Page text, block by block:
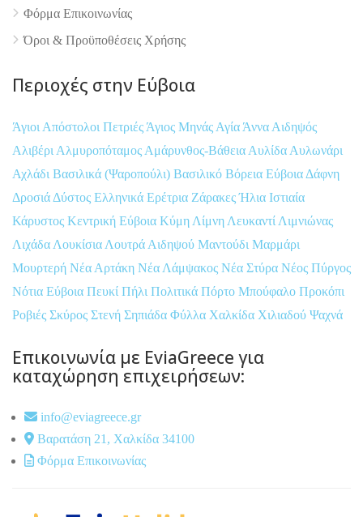
Φόρμα Επικοινωνίας
Όροι & Προϋποθέσεις Xρήσης
Περιοχές στην Εύβοια
Άγιοι Απόστολοι Πετριές Άγιος Μηνάς Αγία Άννα Αιδηψός
Αλιβέρι Αλμυροπόταμος Αμάρυνθος-Βάθεια Αυλίδα Αυλωνάρι
Αχλάδι Βασιλικά (Ψαροπούλι) Βασιλικό Βόρεια Εύβοια Δάφνη
Δροσιά Δύστος Ελληνικά Ερέτρια ΖάρακεςΉλια Ιστιαία
Κάρυστος Κεντρική Εύβοια Κύμη Λίμνη Λευκαντί Λιμνιώνας
Λιχάδα Λουκίσια Λουτρά Αιδηψού Μαντούδι Μαρμάρι
Μουρτερή Νέα Αρτάκη Νέα Λάμψακος Νέα Στύρα Νέος Πύργος
Νότια Εύβοια Πευκί Πήλι Πολιτικά Πόρτο Μπούφαλο Προκόπι
Ροβιές Σκύρος Στενή Σηπιάδα Φύλλα Χαλκίδα Χιλιαδού Ψαχνά
Επικοινωνία με EviaGreece για
καταχώρηση επιχειρήσεων:
info@eviagreece.gr
Βαρατάση 21, Χαλκίδα 34100
Φόρμα Επικοινωνίας